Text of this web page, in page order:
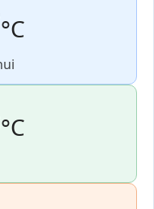
°C
°C